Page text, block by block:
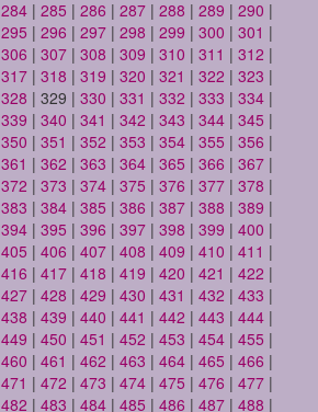
284 | 285 | 286 | 287 | 288 | 289 | 290 |
295 | 296 | 297 | 298 | 299 | 300 | 301 |
306 | 307 | 308 | 309 | 310 | 311 | 312 |
317 | 318 | 319 | 320 | 321 | 322 | 323 |
328 | 329 | 330 | 331 | 332 | 333 | 334 |
339 | 340 | 341 | 342 | 343 | 344 | 345 |
350 | 351 | 352 | 353 | 354 | 355 | 356 |
361 | 362 | 363 | 364 | 365 | 366 | 367 |
372 | 373 | 374 | 375 | 376 | 377 | 378 |
383 | 384 | 385 | 386 | 387 | 388 | 389 |
394 | 395 | 396 | 397 | 398 | 399 | 400 |
405 | 406 | 407 | 408 | 409 | 410 | 411 |
416 | 417 | 418 | 419 | 420 | 421 | 422 |
427 | 428 | 429 | 430 | 431 | 432 | 433 |
438 | 439 | 440 | 441 | 442 | 443 | 444 |
449 | 450 | 451 | 452 | 453 | 454 | 455 |
460 | 461 | 462 | 463 | 464 | 465 | 466 |
471 | 472 | 473 | 474 | 475 | 476 | 477 |
482 | 483 | 484 | 485 | 486 | 487 | 488 |